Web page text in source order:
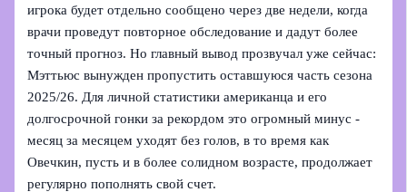
игрока будет отдельно сообщено через две недели, когда
врачи проведут повторное обследование и дадут более
точный прогноз. Но главный вывод прозвучал уже сейчас:
Мэттьюс вынужден пропустить оставшуюся часть сезона
2025/26. Для личной статистики американца и его
долгосрочной гонки за рекордом это огромный минус -
месяц за месяцем уходят без голов, в то время как
Овечкин, пусть и в более солидном возрасте, продолжает
регулярно пополнять свой счет.